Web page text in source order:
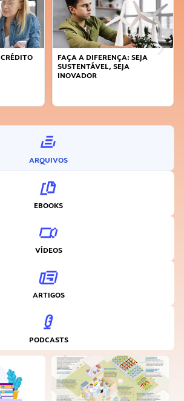
FAÇA A DIFERENÇA: SEJA
SUSTENTÁVEL, SEJA
INOVADOR
ARQUIVOS
EBOOKS
VÍDEOS
ARTIGOS
PODCASTS